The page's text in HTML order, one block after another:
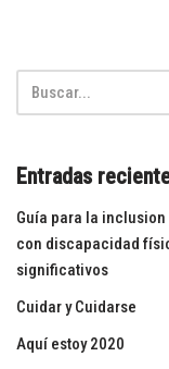
Entradas
Guía para la
con discapacidad
significativos
Cuidar y Cuidarse
Aquí estoy 2020